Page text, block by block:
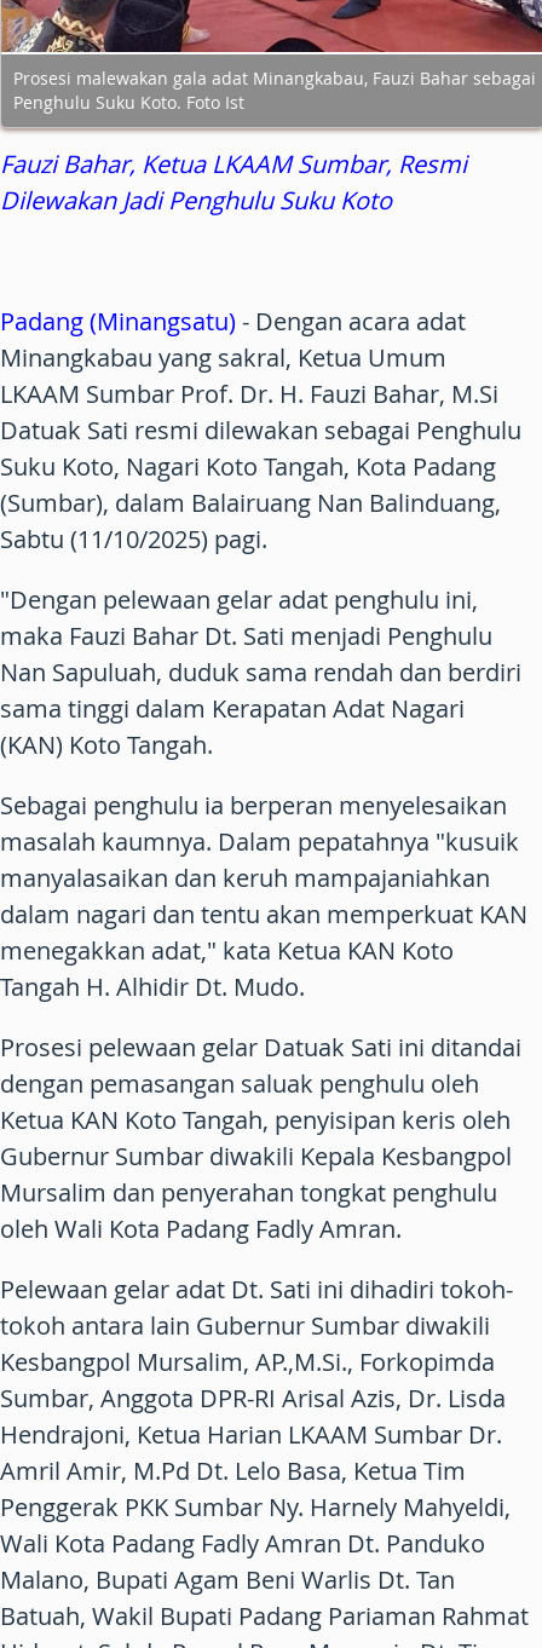
Prosesi malewakan gala adat Minangkabau, Fauzi Bahar sebagai
Penghulu Suku Koto. Foto Ist
Fauzi Bahar, Ketua LKAAM Sumbar, Resmi
Dilewakan Jadi Penghulu Suku Koto
Padang (Minangsatu)- Dengan acara adat
Minangkabau yang sakral, Ketua Umum
LKAAM Sumbar Prof. Dr. H. Fauzi Bahar, M.Si
Datuak Sati resmi dilewakan sebagai Penghulu
Suku Koto, Nagari Koto Tangah, Kota Padang
(Sumbar), dalam Balairuang Nan Balinduang,
Sabtu (11/10/2025) pagi.
"Dengan pelewaan gelar adat penghulu ini,
maka Fauzi Bahar Dt. Sati menjadi Penghulu
Nan Sapuluah, duduk sama rendah dan berdiri
sama tinggi dalam Kerapatan Adat Nagari
(KAN) Koto Tangah.
Sebagai penghulu ia berperan menyelesaikan
masalah kaumnya. Dalam pepatahnya "kusuik
manyalasaikan dan keruh mampajaniahkan
dalam nagari dan tentu akan memperkuat KAN
menegakkan adat," kata Ketua KAN Koto
Tangah H. Alhidir Dt. Mudo.
Prosesi pelewaan gelar Datuak Sati ini ditandai
dengan pemasangan saluak penghulu oleh
Ketua KAN Koto Tangah, penyisipan keris oleh
Gubernur Sumbar diwakili Kepala Kesbangpol
Mursalim dan penyerahan tongkat penghulu
oleh Wali Kota Padang Fadly Amran.
Pelewaan gelar adat Dt. Sati ini dihadiri tokoh-
tokoh antara lain Gubernur Sumbar diwakili
Kesbangpol Mursalim, AP.,M.Si., Forkopimda
Sumbar, Anggota DPR-RI Arisal Azis, Dr. Lisda
Hendrajoni, Ketua Harian LKAAM Sumbar Dr.
Amril Amir, M.Pd Dt. Lelo Basa, Ketua Tim
Penggerak PKK Sumbar Ny. Harnely Mahyeldi,
Wali Kota Padang Fadly Amran Dt. Panduko
Malano, Bupati Agam Beni Warlis Dt. Tan
Batuah, Wakil Bupati Padang Pariaman Rahmat